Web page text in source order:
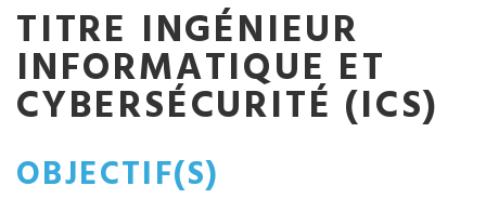
TITRE INGÉNIEUR
INFORMATIQUE ET
CYBERSÉCURITÉ (ICS)
OBJECTIF(S)